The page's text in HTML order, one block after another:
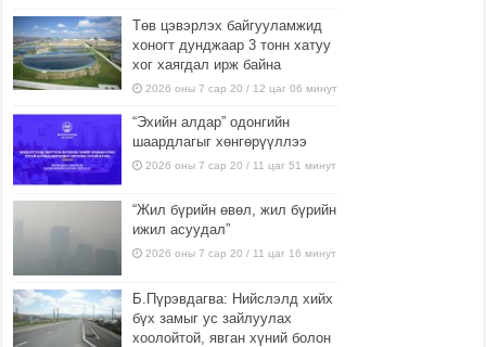
Төв цэвэрлэх байгууламжид
хоногт дунджаар 3 тонн хатуу
хог хаягдал ирж байна
2026 оны 7 сар 20 / 12 цаг 06 минут
“Эхийн алдар” одонгийн
шаардлагыг хөнгөрүүллээ
2026 оны 7 сар 20 / 11 цаг 51 минут
“Жил бүрийн өвөл, жил бүрийн
ижил асуудал”
2026 оны 7 сар 20 / 11 цаг 16 минут
Б.Пүрэвдагва: Нийслэлд хийх
бүх замыг ус зайлуулах
хоолойтой, явган хүний болон